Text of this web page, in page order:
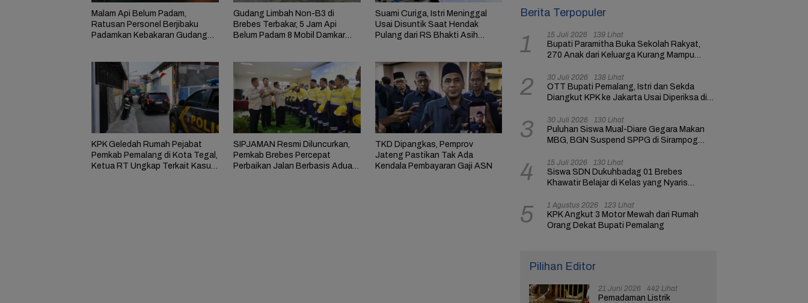
Malam Api Belum Padam,
Ratusan Personel Berjibaku
Padamkan Kebakaran Gudang
Gudang Limbah Non-B3 di
Brebes Terbakar, 5 Jam Api
Belum Padam 8 Mobil Damkar
Suami Curiga, Istri Meninggal
Usai Disuntik Saat Hendak
Pulang dari RS Bhakti Asih
KPK Geledah Rumah Pejabat
Pemkab Pemalang di Kota Tegal,
Ketua RT Ungkap Terkait Kasus
SIPJAMAN Resmi Diluncurkan,
Pemkab Brebes Percepat
Perbaikan Jalan Berbasis Aduan
TKD Dipangkas, Pemprov
Jateng Pastikan Tak Ada
Kendala Pembayaran Gaji ASN
Berita Terpopuler
1 15 Juli 2026 139 Lihat
Bupati Paramitha Buka Sekolah Rakyat,
270 Anak dari Keluarga Kurang Mampu
2 30 Juli 2026 138 Lihat
OTT Bupati Pemalang, Istri dan Sekda
Diangkut KPK ke Jakarta Usai Diperiksa di
3 30 Juli 2026 130 Lihat
Puluhan Siswa Mual-Diare Gegara Makan
MBG, BGN Suspend SPPG di Sirampog
4 15 Juli 2026 130 Lihat
Siswa SDN Dukuhbadag 01 Brebes
Khawatir Belajar di Kelas yang Nyaris
5 1 Agustus 2026 123 Lihat
KPK Angkut 3 Motor Mewah dari Rumah
Orang Dekat Bupati Pemalang
Pilihan Editor
21 Juni 2026 442 Lihat
Pemadaman Listrik